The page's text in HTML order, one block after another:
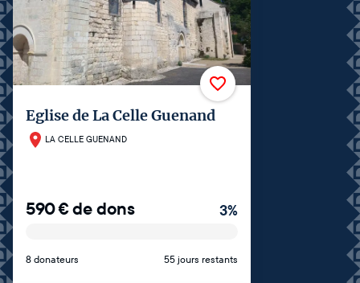
Eglise de La Celle Guenand
LA CELLE GUENAND
590€de dons 3%
8 donateurs 55 jours restants